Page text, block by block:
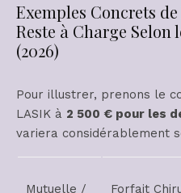
Exemples Concrets
Reste à Charge
(2026)
Pour illustrer, prenons le
LASIK à 2 500 € pour les
variera considérablement
Mutuelle /
Forfait